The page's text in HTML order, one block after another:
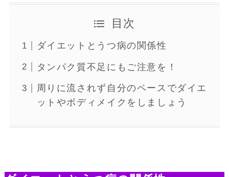
目次
ダイエットとうつ病の関係性
タンパク質不足にもご注意を！
周りに流されず自分のペースでダイエ
ットやボディメイクをしましょう